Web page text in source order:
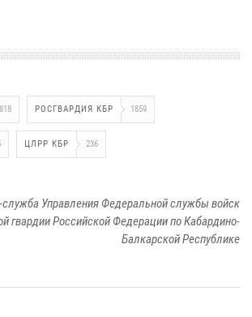
РОСГВАРДИЯ КБР 1859
ЦЛРР КБР 236
Управления Федеральной службы войск
гвардии Российской Федерации по Кабардино-
Балкарской Республике